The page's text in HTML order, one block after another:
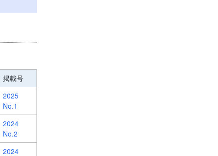
掲載号
2025
No.1
2024
No.2
2024